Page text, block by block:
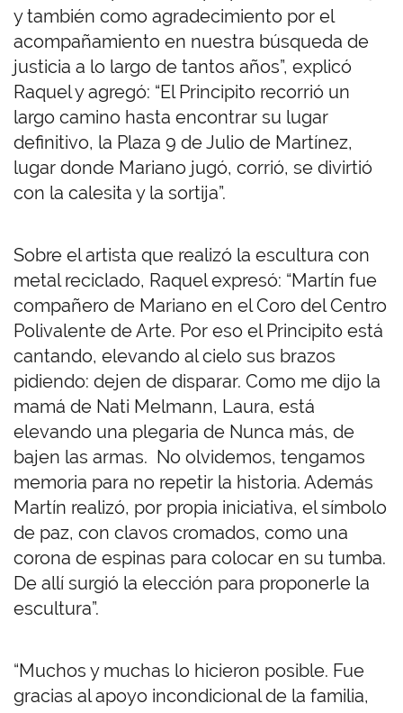
y también como agradecimiento por el
acompañamiento en nuestra búsqueda de
justicia a lo largo de tantos años”, explicó
Raquel y agregó: “El Principito recorrió un
largo camino hasta encontrar su lugar
definitivo, la Plaza 9 de Julio de Martínez,
lugar donde Mariano jugó, corrió, se divirtió
con la calesita y la sortija”.
Sobre el artista que realizó la escultura con
metal reciclado, Raquel expresó: “Martín fue
compañero de Mariano en el Coro del Centro
Polivalente de Arte. Por eso el Principito está
cantando, elevando al cielo sus brazos
pidiendo: dejen de disparar. Como me dijo la
mamá de Nati Melmann, Laura, está
elevando una plegaria de Nunca más, de
bajen las armas. No olvidemos, tengamos
memoria para no repetir la historia. Además
Martín realizó, por propia iniciativa, el símbolo
de paz, con clavos cromados, como una
corona de espinas para colocar en su tumba.
De allí surgió la elección para proponerle la
escultura”.
“Muchos y muchas lo hicieron posible. Fue
gracias al apoyo incondicional de la familia,